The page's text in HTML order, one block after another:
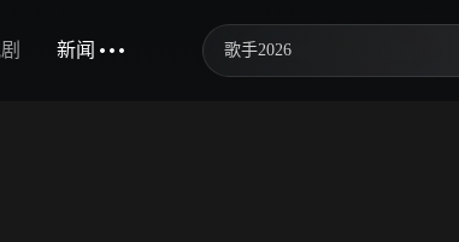
新闻 歌手2026